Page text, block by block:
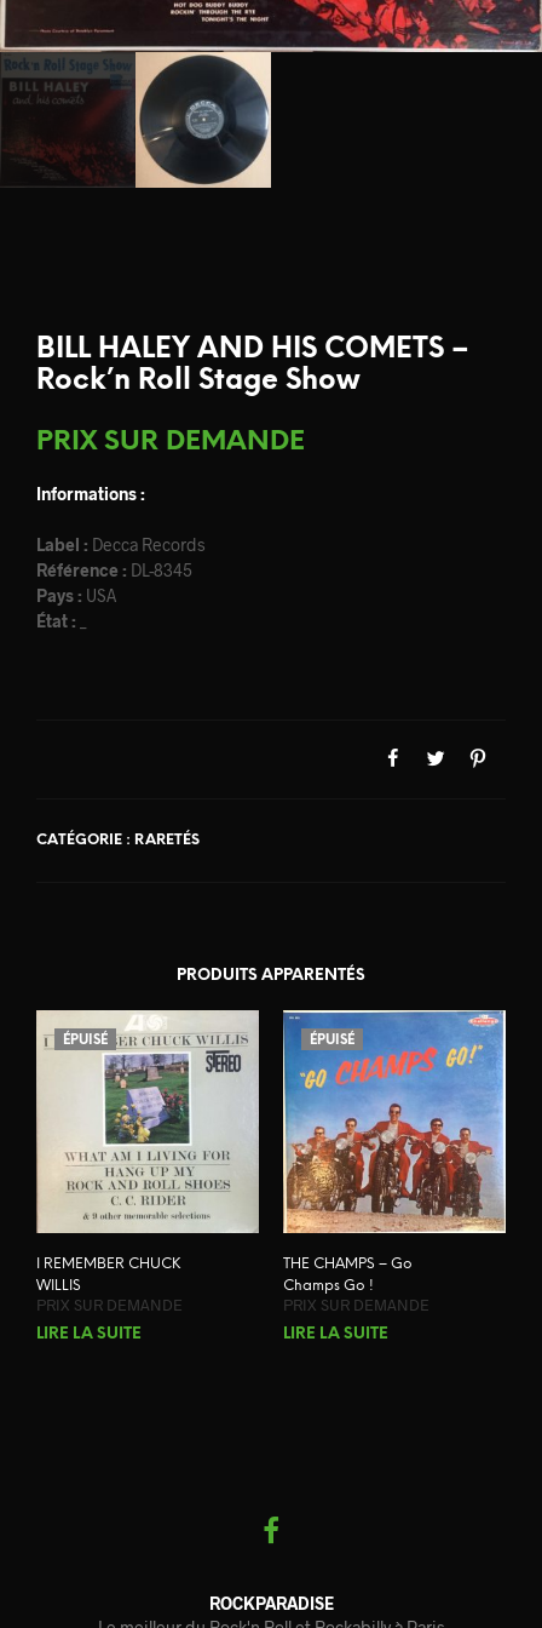
BILL HALEY AND HIS COMETS –
Rock’n Roll Stage Show
PRIX SUR DEMANDE
Informations :
Label : Decca Records
Référence : DL-8345
Pays : USA
État :
CATÉGORIE : RARETÉS
PRODUITS APPARENTÉS
ÉPUISÉ
I REMEMBER CHUCK
WILLIS
PRIX SUR DEMANDE
LIRE LA SUITE
ÉPUISÉ
THE CHAMPS – Go
Champs Go !
PRIX SUR DEMANDE
LIRE LA SUITE
ROCKPARADISE